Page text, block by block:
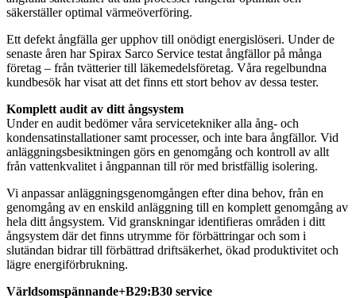
säkerställer optimal värmeöverföring.
Ett defekt ångfälla ger upphov till onödigt energislöseri. Under de
senaste åren har Spirax Sarco Service testat ångfällor på många
företag – från tvätterier till läkemedelsföretag. Våra regelbundna
kundbesök har visat att det finns ett stort behov av dessa tester.
Komplett audit av ditt ångsystem
Under en audit bedömer våra servicetekniker alla ång- och
kondensatinstallationer samt processer, och inte bara ångfällor. Vid
anläggningsbesiktningen görs en genomgång och kontroll av allt
från vattenkvalitet i ångpannan till rör med bristfällig isolering.
Vi anpassar anläggningsgenomgången efter dina behov, från en
genomgång av en enskild anläggning till en komplett genomgång av
hela ditt ångsystem. Vid granskningar identifieras områden i ditt
ångsystem där det finns utrymme för förbättringar och som i
slutändan bidrar till förbättrad driftsäkerhet, ökad produktivitet och
lägre energiförbrukning.
Världsomspännande+B29:B30 service